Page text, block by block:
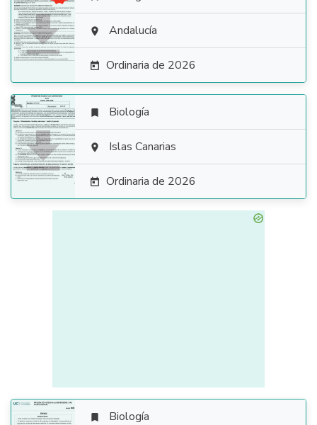
  Andalucía
 Ordinaria de 2026

 Biología
 Islas Canarias
 Ordinaria de 2026
 Biología